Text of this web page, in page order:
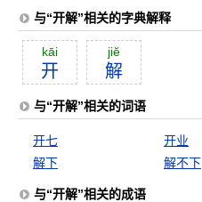
与“开解”相关的字典解释
kāi
开
jiĕ
解
与“开解”相关的词语
开七 开业
解下
解不下
与“开解”相关的成语